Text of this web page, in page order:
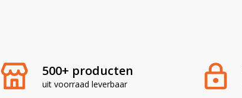
500+ producten
uit voorraad leverbaar